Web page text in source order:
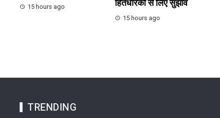
15 hours ago
हितधारकों से लिए सुझाव
15 hours ago
TRENDING